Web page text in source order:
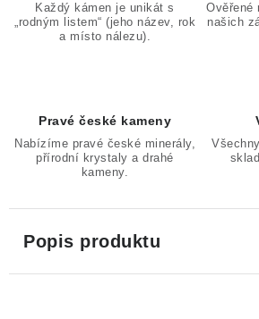
Každý kámen je unikát s
„rodným listem“ (jeho název, rok
a místo nálezu).
Ověřené
našich
Pravé české kameny
Nabízíme pravé české minerály,
přírodní krystaly a drahé
kameny.
Popis produktu